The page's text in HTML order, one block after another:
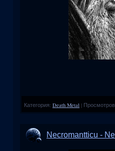
Категория: Death Metal |
Necromantticu -